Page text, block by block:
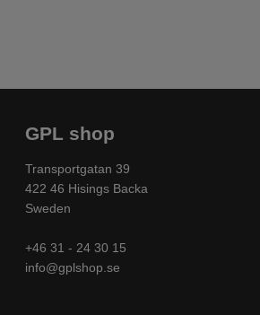
GPL shop
Transportgatan 39
422 46 Hisings Backa
Sweden
+46 31 - 24 30 15
info@gplshop.se